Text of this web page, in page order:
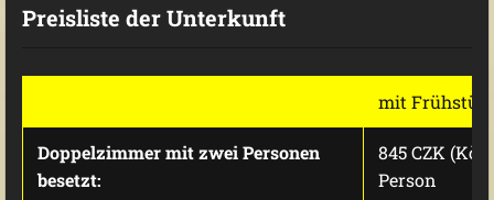
Preisliste der Unterkunft
mit
Doppelzimmermit zwei Personen
besetzt:
845 CZK (Kč) /
Person